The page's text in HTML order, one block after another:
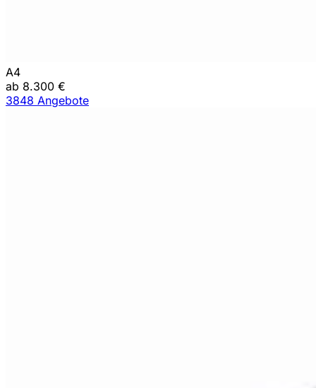
A4
ab 8.300 €
3848 Angebote